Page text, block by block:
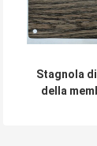
Stagnola
della